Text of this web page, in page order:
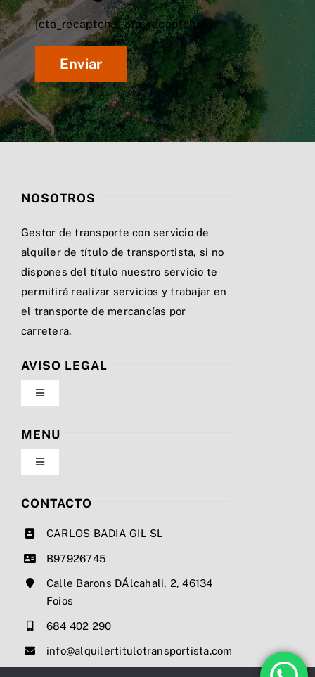
[cta_recaptcha* cta_recaptcha]
NOSOTROS
Gestor de transporte con servicio de
alquiler de título de transportista, si no
dispones del título nuestro servicio te
permitirá realizar servicios y trabajar en
el transporte de mercancías por
carretera.
AVISO LEGAL
Toggle
Navigation
Política de privacidad
Condiciones de uso
MENU
Toggle
Navigation
Nosotros
Precios
CONTACTO
CARLOS BADIA GIL SL
B97926745
Calle Barons DÁlcahali, 2, 46134
Foios
684 402 290
info@alquilertitulotransportista.com